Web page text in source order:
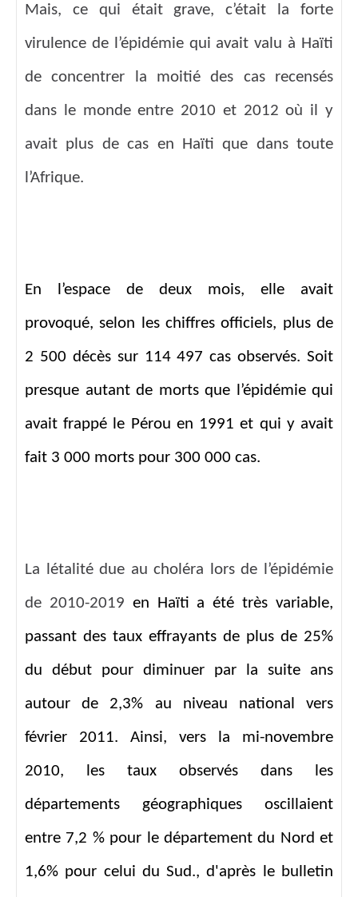
Mais, ce qui était grave, c’était la forte
virulence de l’épidémie qui avait valu à Haïti
de concentrer la moitié des cas recensés
dans le monde entre 2010 et 2012 où il y
avait plus de cas en Haïti que dans toute
l’Afrique.
En l’espace de deux mois, elle avait
provoqué, selon les chiffres officiels, plus de
2 500 décès sur 114 497 cas observés. Soit
presque autant de morts que l’épidémie qui
avait frappé le Pérou en 1991 et qui y avait
fait 3 000 morts pour 300 000 cas.
La létalité due au choléra lors de l’épidémie
de 2010-2019 en Haïti a été très variable,
passant des taux effrayants de plus de 25%
du début pour diminuer par la suite ans
autour de 2,3% au niveau national vers
février 2011. Ainsi, vers la mi-novembre
2010, les taux observés dans les
départements géographiques oscillaient
entre 7,2 % pour le département du Nord et
1,6% pour celui du Sud., d'après le bulletin